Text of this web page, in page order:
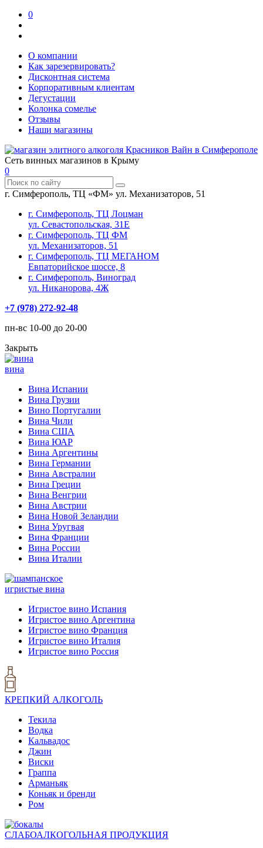
0
О компании
Как зарезервировать?
Дисконтная система
Корпоративным клиентам
Дегустации
Колонка сомелье
Отзывы
Наши магазины
Сеть винных магазинов в Крыму
0
г. Симферополь, ТЦ «ФМ» ул. Механизаторов, 51
г. Симферополь, ТЦ Лоцман
ул. Севастопольская, 31Е
г. Симферополь, ТЦ ФМ
ул. Механизаторов, 51
г. Симферополь, ТЦ МЕГАНОМ
Евпаторийское шоссе, 8
г. Симферополь, Виноград
ул. Никанорова, 4Ж
+7 (978) 272-92-48
пн-вс 10-00 до 20-00
Закрыть
вина
Вина Испании
Вина Грузии
Вино Португалии
Вина Чили
Вина США
Вина ЮАР
Вина Аргентины
Вина Германии
Вина Австралии
Вина Греции
Вина Венгрии
Вина Австрии
Вина Новой Зеландии
Вина Уругвая
Вина Франции
Вина России
Вина Италии
игристые вина
Игристое вино Испания
Игристое вино Аргентина
Игристое вино Франция
Игристое вино Италия
Игристое вино Россия
КРЕПКИЙ АЛКОГОЛЬ
Текила
Водка
Кальвадос
Джин
Виски
Граппа
Арманьяк
Коньяк и бренди
Ром
СЛАБОАЛКОГОЛЬНАЯ ПРОДУКЦИЯ